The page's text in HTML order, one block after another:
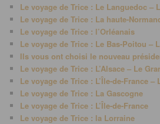
Le voyage de Trice : Le Languedoc –
Le voyage de Trice : La haute-
Le voyage de Trice : l’Orléanais
Le voyage de Trice : Le Bas-Poitou –
Ils vous ont choisi le nouveau
Le voyage de Trice : L’Alsace – Le
Le voyage de Trice : L’Île-de-France –
Le voyage de Trice : La Gascogne
Le voyage de Trice : L’Île-de-France
Le voyage de Trice : la Lorraine